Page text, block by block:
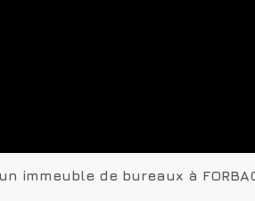
immeuble de bureaux à